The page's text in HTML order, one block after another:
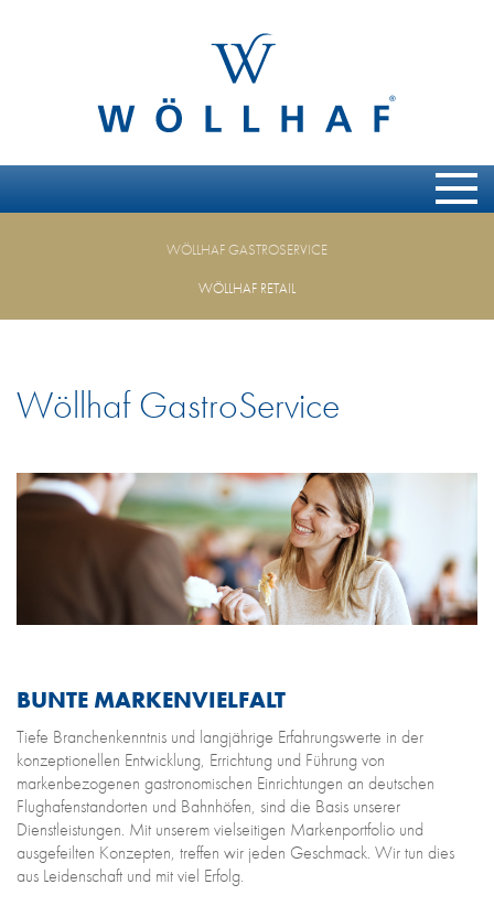
WÖLLHAF GASTROSERVICE
WÖLLHAF RETAIL
Wöllhaf GastroService
BUNTE MARKENVIELFALT
Tiefe Branchenkenntnis und langjährige Erfahrungswerte in der
konzeptionellen Entwicklung, Errichtung und Führung von
markenbezogenen gastronomischen Einrichtungen an deutschen
Flughafenstandorten und Bahnhöfen, sind die Basis unserer
Dienstleistungen. Mit unserem vielseitigen Markenportfolio und
ausgefeilten Konzepten, treffen wir jeden Geschmack. Wir tun dies
aus Leidenschaft und mit viel Erfolg.